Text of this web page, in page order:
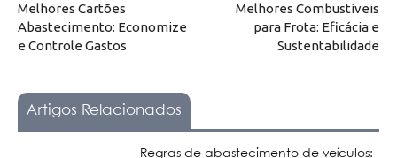
Melhores Cartões
Abastecimento: Economize
e Controle Gastos
Melhores Combustíveis
para Frota: Eficácia e
Sustentabilidade
Artigos Relacionados
Regras de abastecimento de veículos: